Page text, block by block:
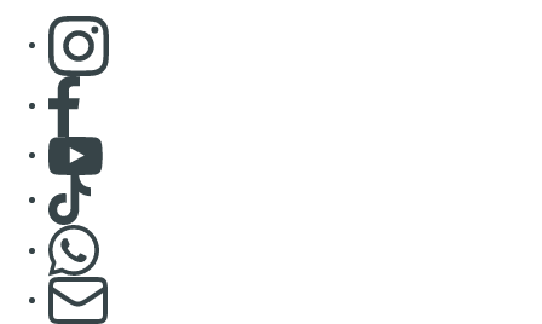
Consulter page Instagram
Consulter page Facebook
Consulter Youtube
Consulter TikTok
S'abonner à notre newsletter